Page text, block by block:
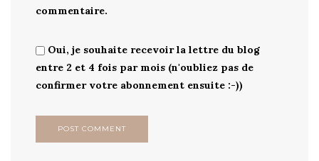
commentaire.
Oui, je souhaite recevoir la lettre du blog
entre 2 et 4 fois par mois (n'oubliez pas de
confirmer votre abonnement ensuite :-))